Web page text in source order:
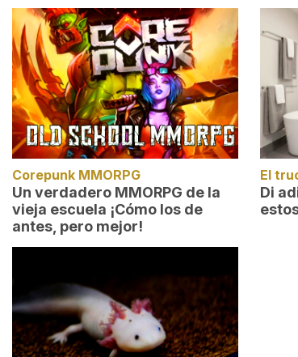
Corepunk MMORPG
Un verdadero MMORPG de la
vieja escuela ¡Cómo los de
antes, pero mejor!
El
Di